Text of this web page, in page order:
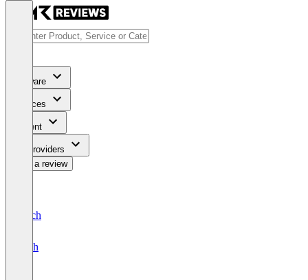
Software
Services
Content
For Providers
Write a review
Deutsch
English